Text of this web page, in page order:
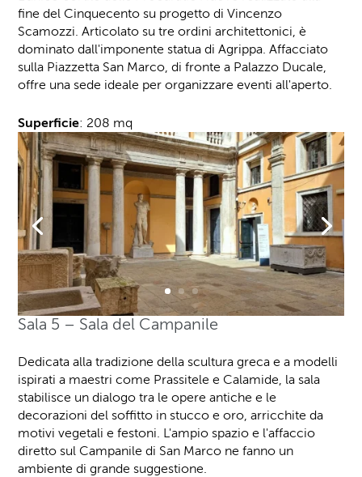
fine del Cinquecento su progetto di Vincenzo
Scamozzi. Articolato su tre ordini architettonici, è
dominato dall'imponente statua di Agrippa. Affacciato
sulla Piazzetta San Marco, di fronte a Palazzo Ducale,
offre una sede ideale per organizzare eventi all'aperto.
Superficie: 208 mq
Sala 5 – Sala del Campanile
Dedicata alla tradizione della scultura greca e a modelli
ispirati a maestri come Prassitele e Calamide, la sala
stabilisce un dialogo tra le opere antiche e le
decorazioni del soffitto in stucco e oro, arricchite da
motivi vegetali e festoni. L'ampio spazio e l'affaccio
diretto sul Campanile di San Marco ne fanno un
ambiente di grande suggestione.